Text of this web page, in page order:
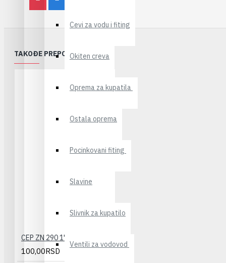
Cevi za vodu i fiting
Okiten creva
Oprema za kupatila
Ostala oprema
Pocinkovani fiting
Slavine
Slivnik za kupatilo
Ventili za vodovod
TAKOĐE PREPORUČUJEMO
CEP ZN 290 1"
100,00RSD